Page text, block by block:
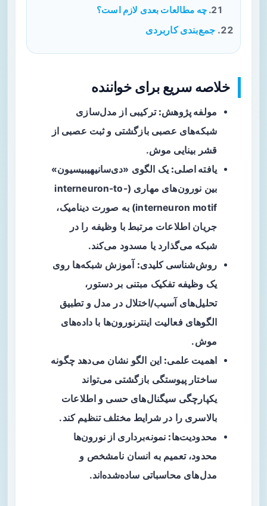
چه مطالعات بعدی لازم است؟
جمع‌بندی کاربردی
خلاصه سریع برای خواننده
مولفه پژوهش: ترکیبی از مدل‌سازی
شبکه‌های عصبی بازگشتی و ثبت عصبی از
قشر بینایی موش.
یافته اصلی: یک الگوی «دی‌سانیهیبیسیون»
بین نورون‌های مهاری (interneuron-to-
interneuron motif) به صورت دینامیک،
جریان اطلاعات مرتبط با وظیفه را در
شبکه می‌گذارد یا مسدود می‌کند.
روش‌شناسی کلیدی: آموزش شبکه‌ها روی
یک وظیفه تفکیک مبتنی بر دستور،
تحلیل‌های آسیب/اختلال در مدل و تطبیق
الگوهای فعالیت اینترنورون‌ها با داده‌های
موش.
اهمیت علمی: این الگو نشان می‌دهد چگونه
ساختار پیوستگی بازگشتی می‌تواند
یکپارچگی سیگنال‌های حسی و اطلاعات
بالاسری را در شرایط مختلف تنظیم کند.
محدودیت‌ها: نمونه‌برداری از نورون‌ها
محدود، تعمیم به انسان نامشخص و
مدل‌های محاسباتی ساده‌شده‌اند.